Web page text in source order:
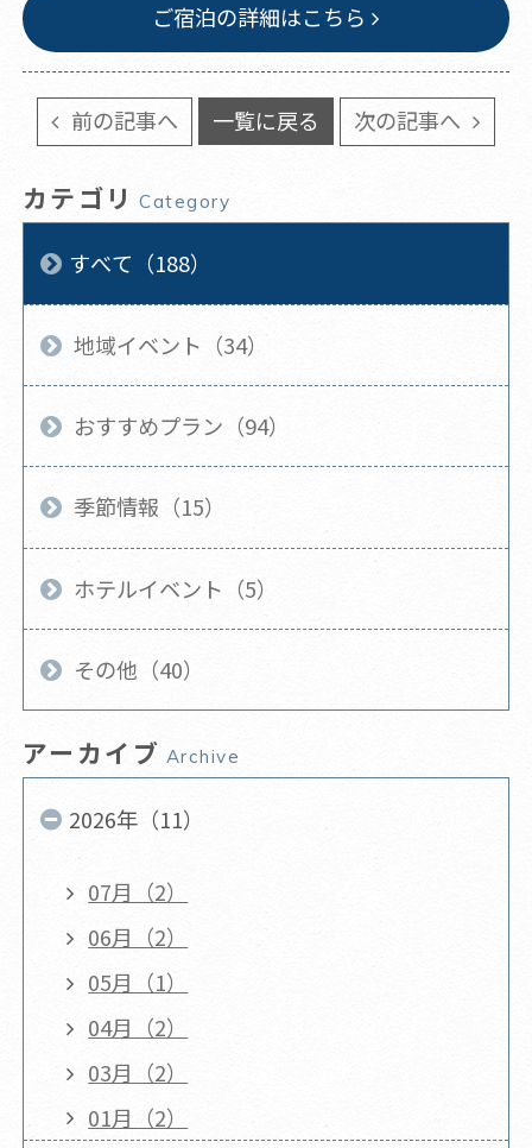
ご宿泊の詳細はこちら
前の記事へ 一覧に戻る 次の記事へ
カテゴリ Category
すべて（188）
地域イベント（34）
おすすめプラン（94）
季節情報（15）
ホテルイベント（5）
その他（40）
アーカイブ Archive
2026年（11）
07月（2）
06月（2）
05月（1）
04月（2）
03月（2）
01月（2）